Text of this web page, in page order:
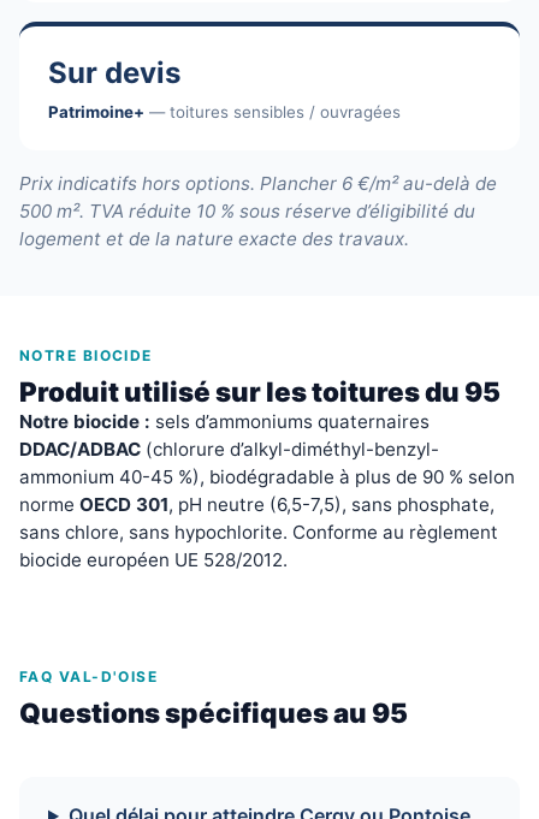
Sur devis
Patrimoine+ — toitures sensibles / ouvragées
Prix indicatifs hors options. Plancher 6 €/m² au-delà de
500 m². TVA réduite 10 % sous réserve d’éligibilité du
logement et de la nature exacte des travaux.
NOTRE BIOCIDE
Produit utilisé sur les toitures du 95
Notre biocide : sels d’ammoniums quaternaires
DDAC/ADBAC (chlorure d’alkyl-diméthyl-benzyl-
ammonium 40-45 %), biodégradable à plus de 90 % selon
norme OECD 301, pH neutre (6,5-7,5), sans phosphate,
sans chlore, sans hypochlorite. Conforme au règlement
biocide européen UE 528/2012.
FAQ VAL-D'OISE
Questions spécifiques au 95